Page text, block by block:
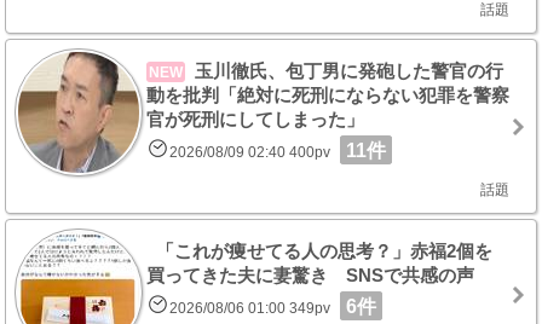
話題
NEW
玉川徹氏、包丁男に発砲した警官の行
動を批判「絶対に死刑にならない犯罪を警察
官が死刑にしてしまった」
2026/08/09 02:40 400pv 11件
話題
「これが痩せてる人の思考？」赤福2個を
買ってきた夫に妻驚き SNSで共感の声
2026/08/06 01:00 349pv 6件